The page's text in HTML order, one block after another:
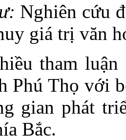
Nghiên cứu
giá trị văn
tham
Phú Thọ với
gian phát
Bắc.